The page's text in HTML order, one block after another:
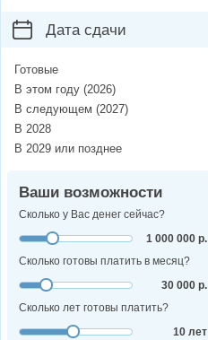
Дата сдачи
Готовые
В этом году (2026)
В следующем (2027)
В 2028
В 2029 или позднее
Ваши возможности
Сколько у Вас денег сейчас?
1 000 000 р.
Сколько готовы платить в месяц?
30 000 р.
Сколько лет готовы платить?
10 лет